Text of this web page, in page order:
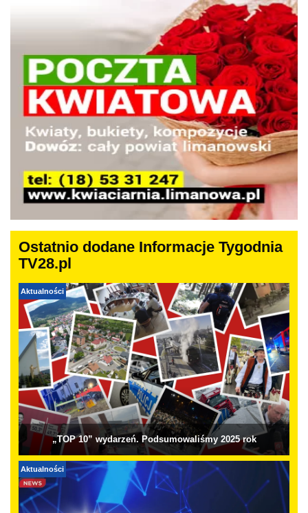
Ostatnio dodane Informacje Tygodnia
TV28.pl
Aktualności
„TOP 10” wydarzeń. Podsumowaliśmy 2025 rok
Aktualności